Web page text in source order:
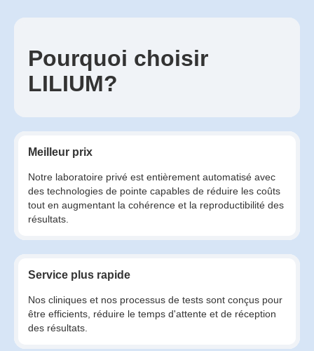
Pourquoi choisir
LILIUM?
Meilleur prix
Notre laboratoire privé est entièrement automatisé avec
des technologies de pointe capables de réduire les coûts
tout en augmentant la cohérence et la reproductibilité des
résultats.
Service plus rapide
Nos cliniques et nos processus de tests sont conçus pour
être efficients, réduire le temps d'attente et de réception
des résultats.